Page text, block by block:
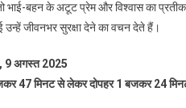
भाई-बहन के अटूट प्रेम और विश्वास का
उन्हें जीवनभर सुरक्षा देने का वचन देते हैं।
9 अगस्त 2025
47 मिनट से लेकर दोपहर 1 बजकर 24